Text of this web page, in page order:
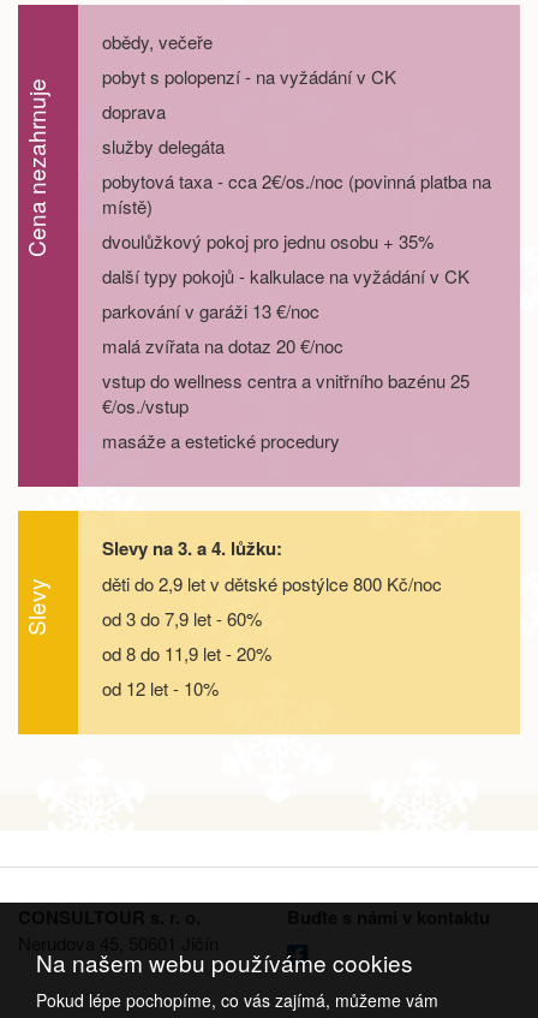
12.09. - 16.09.26 5 dní 12 200 Kč
12.09. - 17.09.26 6 dní
12.09. - 19.09.26
19.09. - 22.09.26 4 dny 8 200 Kč objednej
19.09. - 23.09.26 5 dní 10 700 Kč
19.09. - 24.09.26
18 400 Kč
26.09. - 30.09.26 5 dní 9 000 Kč objednej
26.09. - 01.10.26 6 dní
10 800 Kč
03.10. - 10.10.26 8 dní 15 100 Kč
Cena nezahrnuje
obědy, večeře
pobyt s polopenzí - na vyžádání v CK
doprava
služby delegáta
pobytová taxa - cca 2€/os./noc (povinná platba na
místě)
dvoulůžkový pokoj pro jednu osobu + 35%
další typy pokojů - kalkulace na vyžádání v CK
parkování v garáži 13 €/noc
malá zvířata na dotaz 20 €/noc
vstup do wellness centra a vnitřního bazénu 25
€/os./vstup
masáže a estetické procedury
Slevy
Slevy na 3. a 4. lůžku:
děti do 2,9 let v dětské postýlce 800 Kč/noc
od 3 do 7,9 let - 60%
od 8 do 11,9 let - 20%
od 12 let - 10%
Na našem webu používáme cookies
Pokud lépe pochopíme, co vás zajímá, můžeme vám